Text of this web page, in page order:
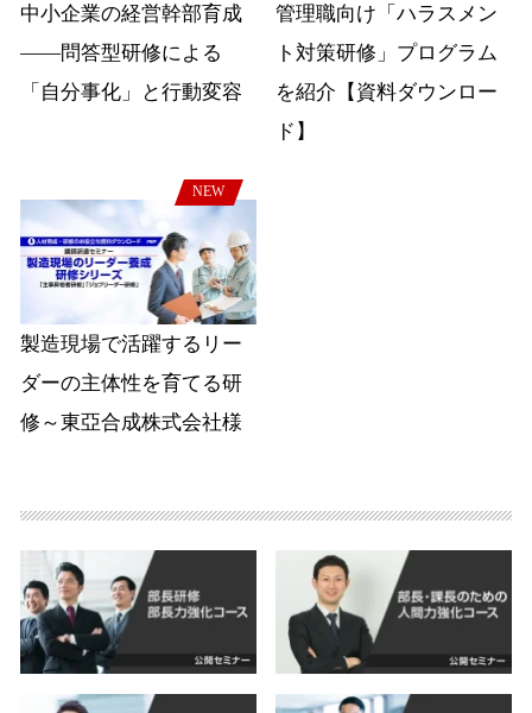
中小企業の経営幹部育成
――問答型研修による
「自分事化」と行動変容
管理職向け「ハラスメン
ト対策研修」プログラム
を紹介【資料ダウンロー
ド】
NEW
製造現場で活躍するリー
ダーの主体性を育てる研
修～東亞合成株式会社様